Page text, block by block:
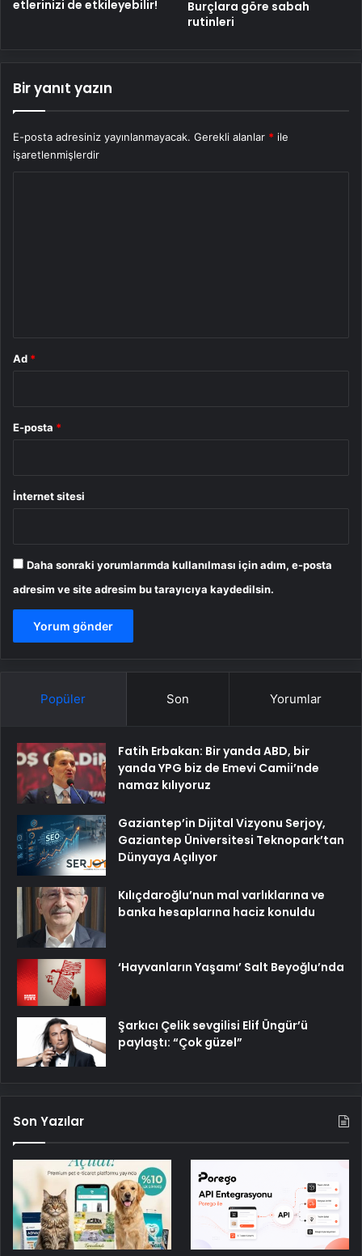
etlerinizi de etkileyebilir!
Burçlara göre sabah
rutinleri
Bir yanıt yazın
E-posta adresiniz yayınlanmayacak. Gerekli alanlar * ile
işaretlenmişlerdir
Ad *
E-posta *
İnternet sitesi
Daha sonraki yorumlarımda kullanılması için adım, e-posta
adresim ve site adresim bu tarayıcıya kaydedilsin.
Popüler Son Yorumlar
Fatih Erbakan: Bir yanda ABD, bir
yanda YPG biz de Emevi Camii’nde
namaz kılıyoruz
Gaziantep’in Dijital Vizyonu Serjoy,
Gaziantep Üniversitesi Teknopark’tan
Dünyaya Açılıyor
Kılıçdaroğlu’nun mal varlıklarına ve
banka hesaplarına haciz konuldu
‘Hayvanların Yaşamı’ Salt Beyoğlu’nda
Şarkıcı Çelik sevgilisi Elif Üngür’ü
paylaştı: “Çok güzel”
Son Yazılar